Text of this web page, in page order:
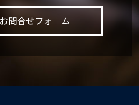
お問合せフォーム